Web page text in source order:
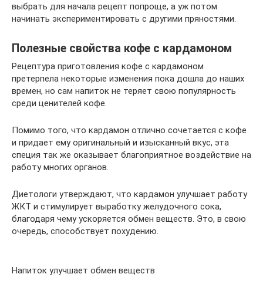
выбрать для начала рецепт попроще, а уж потом
начинать экспериментировать с другими пряностями.
Полезные свойства кофе с кардамоном
Рецептура приготовления кофе с кардамоном
претерпела некоторые изменения пока дошла до наших
времен, но сам напиток не теряет свою популярность
среди ценителей кофе.
Помимо того, что кардамон отлично сочетается с кофе
и придает ему оригинальный и изысканный вкус, эта
специя так же оказывает благоприятное воздействие на
работу многих органов.
Диетологи утверждают, что кардамон улучшает работу
ЖКТ и стимулирует выработку желудочного сока,
благодаря чему ускоряется обмен веществ. Это, в свою
очередь, способствует похудению.
Напиток улучшает обмен веществ